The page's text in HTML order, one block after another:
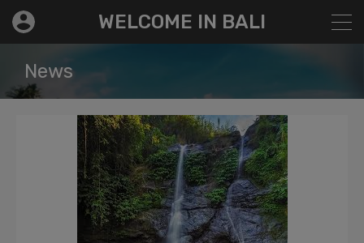
WELCOME IN BALI
News